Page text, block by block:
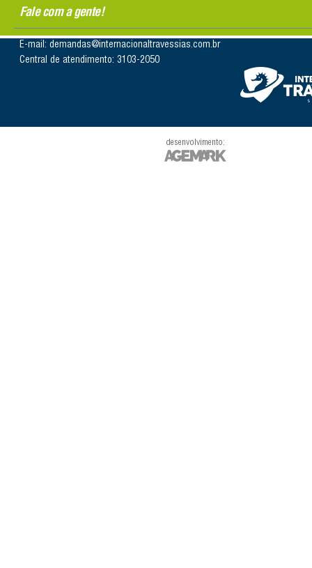
Fale com a gente!
E-mail: demandas@internacionaltravessias.com.br
Central de atendimento: 3103-2050
desenvolvimento: